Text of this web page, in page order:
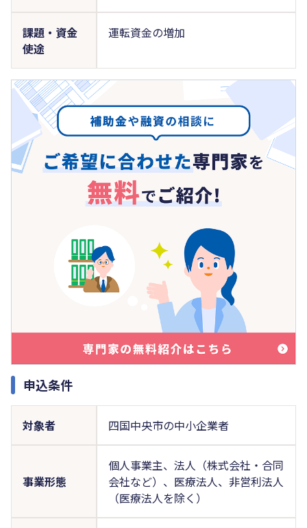
課題・資金
使途
運転資金の増加
申込条件
対象者 四国中央市の中小企業者
事業形態
個人事業主、法人（株式会社・合同
会社など）、医療法人、非営利法人
（医療法人を除く）